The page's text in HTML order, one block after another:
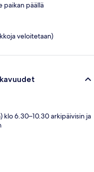
paikan päällä
veloitetaan)
klo 6.30–10.30 arkipäivisin ja